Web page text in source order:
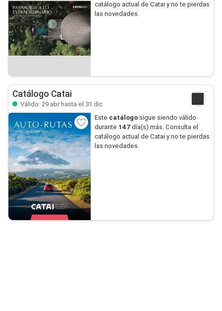
catálogo actual de Catai y no te pierdas
las novedades.
Catálogo Catai
Válido: 29 abr hasta el 31 dic
Este catálogosigue siendo válido
durante 147día(s) más. Consulta el
catálogo actual de Catai y no te pierdas
las novedades.